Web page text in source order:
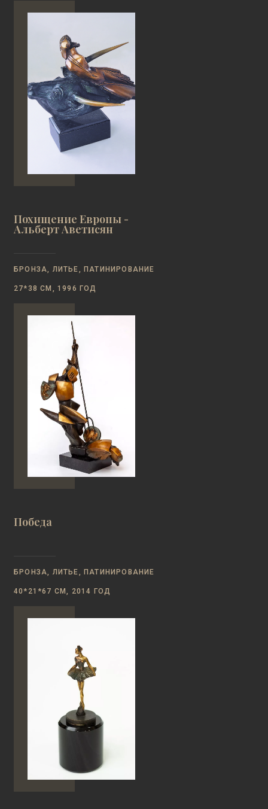
Похищение Европы -
Альберт Аветисян
БРОНЗА, ЛИТЬЕ, ПАТИНИРОВАНИЕ
27*38 СМ, 1996 ГОД
Победа
БРОНЗА, ЛИТЬЕ, ПАТИНИРОВАНИЕ
40*21*67 СМ, 2014 ГОД